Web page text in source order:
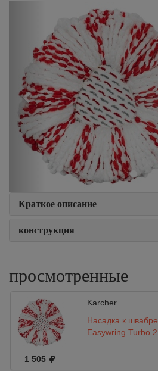
Краткое описание
конструкция
просмотренные
Karcher
Насадка к швабре
Easywring Turbo 2
1 505